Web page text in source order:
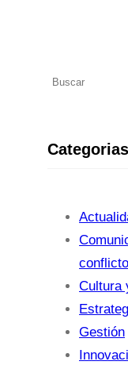
B
c
Categorias
Cultura
Gestión